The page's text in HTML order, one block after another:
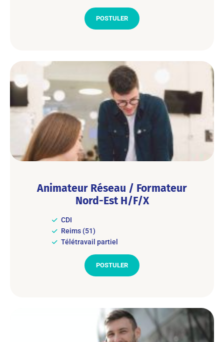
POSTULER
Animateur Réseau / Formateur
Nord-Est H/F/X
CDI
Reims (51)
Télétravail partiel
POSTULER